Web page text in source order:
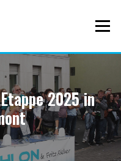
Menü
2025 in